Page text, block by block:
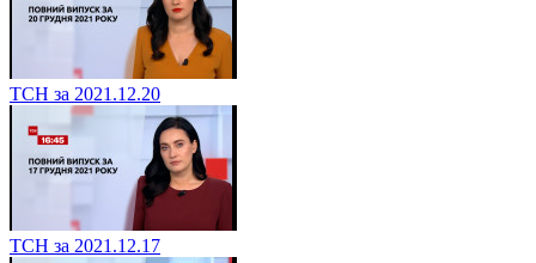
ТСН за 2021.12.20
ТСН за 2021.12.17